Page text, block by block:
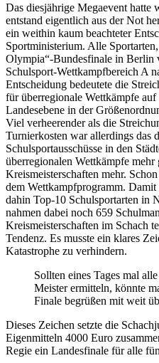
Das diesjährige Megaevent
entstand eigentlich aus der Not
ein weithin kaum beachteter
Sportministerium. Alle
Olympia“-Bundesfinale in Berlin
Schulsport-Wettkampfbereich A
Entscheidung bedeutete die
für überregionale Wettkämpfe
Landesebene in der
Viel verheerender als die
Turnierkosten war allerdings das
Schulsportausschüsse in den
überregionalen Wettkämpfe
Kreismeisterschaften mehr.
dem Wettkampfprogramm.
dahin Top-10 Schulsportarten in
nahmen dabei noch 659
Kreismeisterschaften im Schach
Tendenz. Es musste ein klares
Katastrophe zu verhindern.
Sollten eines Tages mal
Meister ermitteln, könnte
Finale begrüßen mit weit
Dieses Zeichen setzte die
Eigenmitteln 4000 Euro
Regie ein Landesfinale für alle